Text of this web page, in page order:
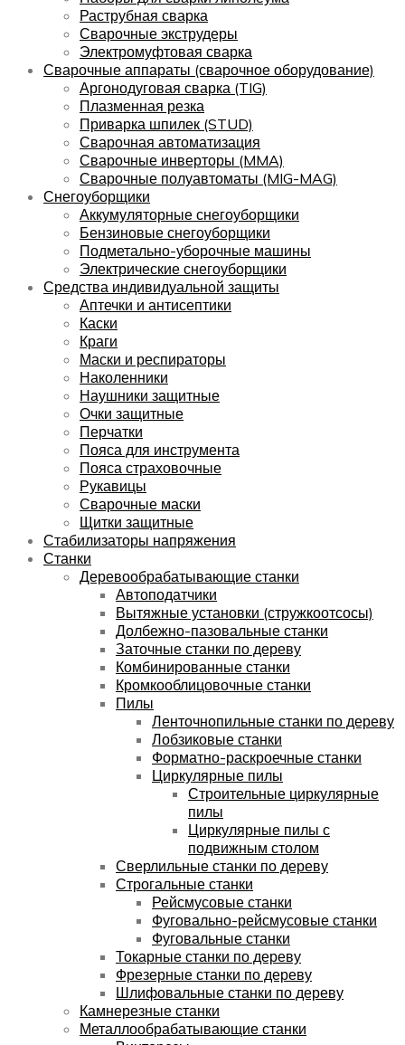
Раструбная сварка
Сварочные экструдеры
Электромуфтовая сварка
Сварочные аппараты (сварочное оборудование)
Аргонодуговая сварка (TIG)
Плазменная резка
Приварка шпилек (STUD)
Сварочная автоматизация
Сварочные инверторы (MMA)
Сварочные полуавтоматы (MIG-MAG)
Снегоуборщики
Аккумуляторные снегоуборщики
Бензиновые снегоуборщики
Подметально-уборочные машины
Электрические снегоуборщики
Средства индивидуальной защиты
Аптечки и антисептики
Каски
Краги
Маски и респираторы
Наколенники
Наушники защитные
Очки защитные
Перчатки
Пояса для инструмента
Пояса страховочные
Рукавицы
Сварочные маски
Щитки защитные
Стабилизаторы напряжения
Станки
Деревообрабатывающие станки
Автоподатчики
Вытяжные установки (стружкоотсосы)
Долбежно-пазовальные станки
Заточные станки по дереву
Комбинированные станки
Кромкооблицовочные станки
Пилы
Ленточнопильные станки по дереву
Лобзиковые станки
Форматно-раскроечные станки
Циркулярные пилы
Строительные циркулярные
пилы
Циркулярные пилы с
подвижным столом
Сверлильные станки по дереву
Строгальные станки
Рейсмусовые станки
Фуговально-рейсмусовые станки
Фуговальные станки
Токарные станки по дереву
Фрезерные станки по дереву
Шлифовальные станки по дереву
Камнерезные станки
Металлообрабатывающие станки